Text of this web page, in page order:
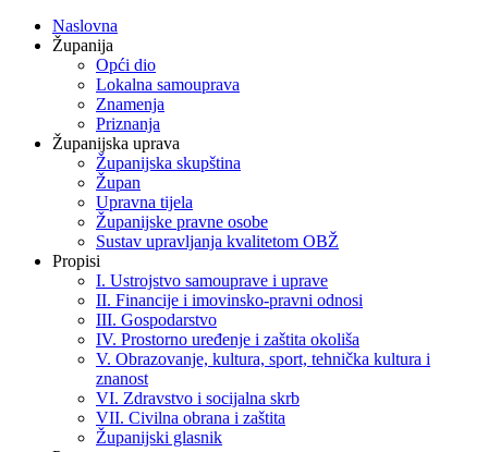
Naslovna
Županija
Opći dio
Lokalna samouprava
Znamenja
Priznanja
Županijska uprava
Županijska skupština
Župan
Upravna tijela
Županijske pravne osobe
Sustav upravljanja kvalitetom OBŽ
Propisi
I. Ustrojstvo samouprave i uprave
II. Financije i imovinsko-pravni odnosi
III. Gospodarstvo
IV. Prostorno uređenje i zaštita okoliša
V. Obrazovanje, kultura, sport, tehnička kultura i
znanost
VI. Zdravstvo i socijalna skrb
VII. Civilna obrana i zaštita
Županijski glasnik